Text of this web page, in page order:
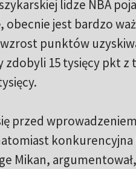
lidze NBA
obecnie jest bardzo
punktów
zdobyli 15 tysięcy pkt
przed
Mikan,